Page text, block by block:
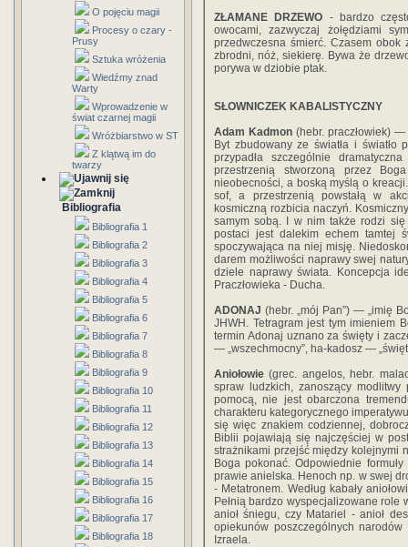
O pojęciu magii
Procesy o czary -
Prusy
Sztuka wróżenia
Wiedźmy znad
Warty
Wprowadzenie w
świat czarnej magii
Wróżbiarstwo w ST
Z klątwą im do
twarzy
Bibliografia
Bibliografia 1
Bibliografia 2
Bibliografia 3
Bibliografia 4
Bibliografia 5
Bibliografia 6
Bibliografia 7
Bibliografia 8
Bibliografia 9
Bibliografia 10
Bibliografia 11
Bibliografia 12
Bibliografia 13
Bibliografia 14
Bibliografia 15
Bibliografia 16
Bibliografia 17
Bibliografia 18
ZŁAMANE DRZEWO - bardzo
owocami, zazwyczaj żołędziami
przedwczesna śmierć. Czasem obok
zbrodni, nóż, siekierę. Bywa że
porywa w dziobie ptak.
SŁOWNICZEK KABALISTYCZNY
Adam Kadmon (hebr. praczłowiek)
Byt zbudowany ze światła i światło
przypadła szczególnie
przestrzenią stworzoną przez
nieobecności, a boską myślą o
sof, a przestrzenią powstałą w
kosmiczną rozbicia naczyń.
samym sobą. I w nim także rodzi
postaci jest dalekim echem tamtej
spoczywająca na niej misję.
darem możliwości naprawy swej
dziele naprawy świata. Koncepcja
Praczłowieka - Ducha.
ADONAJ (hebr. „mój Pan”) — „imię
JHWH. Tetragram jest tym imieniem
termin Adonaj uznano za święty i
— „wszechmocny”, ha-kadosz —
Aniołowie (grec. angelos, hebr.
spraw ludzkich, zanoszący
pomocą, nie jest obarczona
charakteru kategorycznego
się więc znakiem codziennej,
Biblii pojawiają się najczęściej w
strażnikami przejść między kolejnymi
Boga pokonać. Odpowiednie
prawie anielska. Henoch np. w swej
- Metatronem. Według kabały
Pełnią bardzo wyspecjalizowane role
anioł śniegu, czy Matariel - anioł
opiekunów poszczególnych
Izraela.